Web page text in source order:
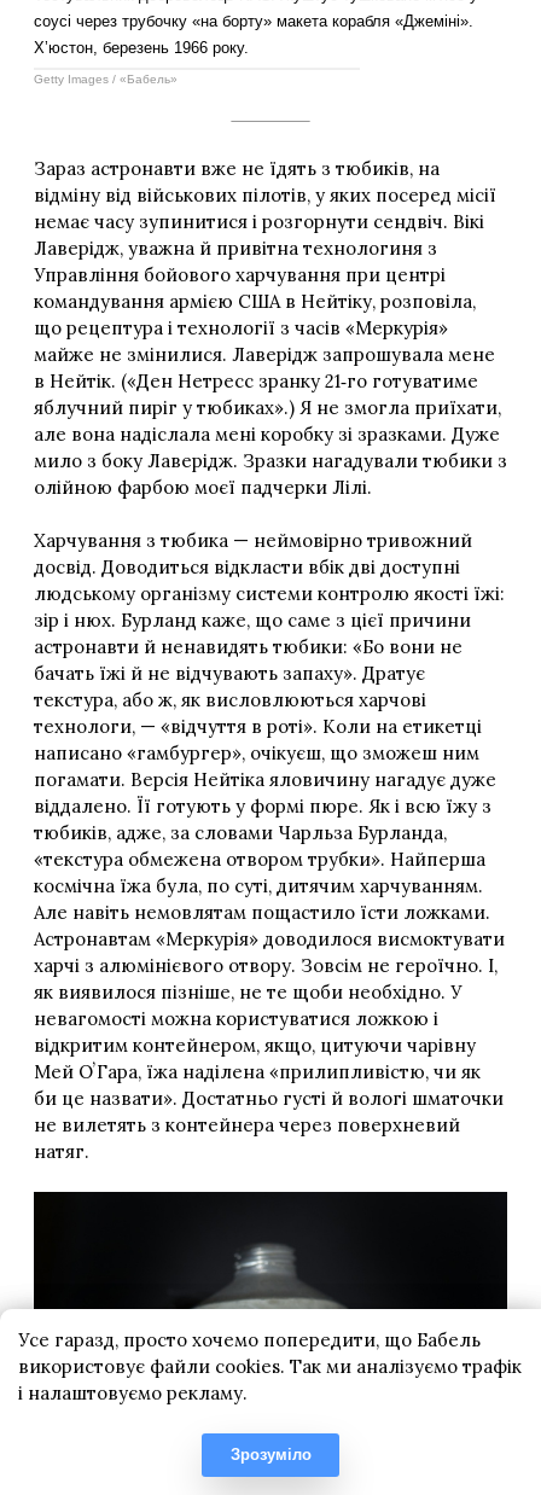
Усе гаразд, просто хочемо попередити, що Бабель
використовує файли cookies. Так ми аналізуємо трафік
і налаштовуємо рекламу.
Зрозуміло